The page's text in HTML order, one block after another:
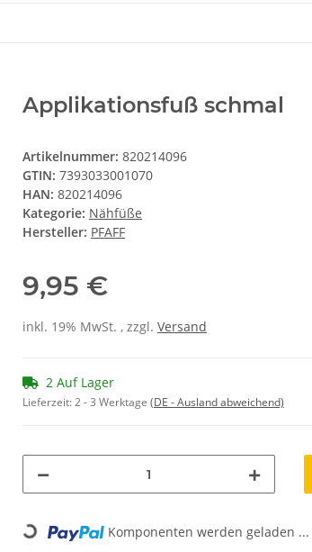
Applikationsfuß schmal
Artikelnummer: 820214096
GTIN: 7393033001070
HAN: 820214096
Kategorie: Nähfüße
Hersteller: PFAFF
9,95 €
inkl. 19% MwSt. , zzgl. Versand
2 Auf Lager
Lieferzeit:2 - 3 Werktage (DE - Ausland abweichend)
Loading... Komponenten werden geladen ...